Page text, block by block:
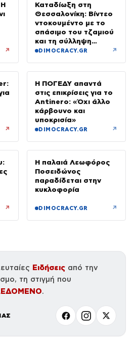
↗
Καταδίωξη στη
Θεσσαλονίκη: Βίντεο
ντοκουμέντο με το
σπάσιμο του τζαμιού
και τη σύλληψη
37χρονου με
DIMOCRACY.GR ↗
↗
Η ΠΟΓΕΔΥ απαντά
στις επικρίσεις για το
Antinero: «Όχι άλλο
κάρβουνο και
υποκρισία»
DIMOCRACY.GR ↗
↗
Η παλαιά Λεωφόρος
Ποσειδώνος
παραδίδεται στην
κυκλοφορία
DIMOCRACY.GR ↗
Ειδήσεις από την
τη στιγμή που
.